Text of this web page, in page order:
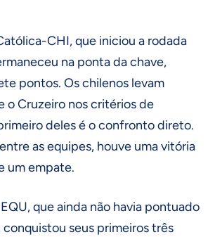
CHI, que iniciou a rodada
na ponta da chave,
pontos. Os chilenos levam
o Cruzeiro nos critérios de
deles é o confronto direto.
as equipes, houve uma vitória
um empate.
que ainda não havia pontuado
seus primeiros três